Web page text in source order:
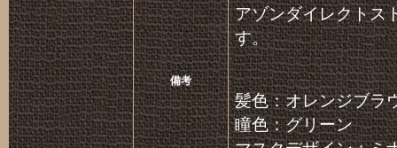
備考
アゾンダイレクトス
す。
髪色：オレンジブラ
瞳色：グリーン